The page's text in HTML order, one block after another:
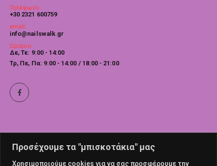
Προσέχουμε τα "μπισκοτάκια" μας
Χρησιμοποιούμε cookies για να σας προσφέρουμε την
Τηλέφωνο:
+30 2321 600759
email:
info@nailswalk.gr
Ωράριο:
Δε, Τε: 9:00 - 14:00
Τρ, Πε, Πα: 9:00 - 14:00 / 18:00 - 21:00